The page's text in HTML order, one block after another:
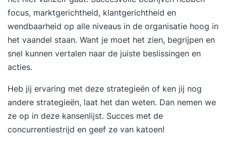
focus, marktgerichtheid, klantgerichtheid en
wendbaarheid op alle niveaus in de organisatie hoog in
het vaandel staan. Want je moet het zien, begrijpen en
snel kunnen vertalen naar de juiste beslissingen en
acties.
Heb jij ervaring met deze strategieën of ken jij nog
andere strategieën, laat het dan weten. Dan nemen we
ze op in deze kansenlijst. Succes met de
concurrentiestrijd en geef ze van katoen!